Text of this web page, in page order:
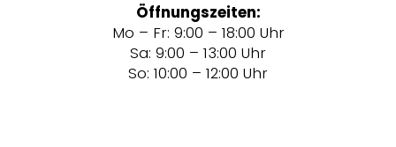
Öffnungszeiten:
Mo – Fr: 9:00 – 18:00 Uhr
Sa: 9:00 – 13:00 Uhr
So: 10:00 – 12:00 Uhr